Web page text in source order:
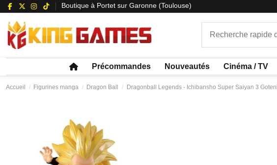
Boutique à Portet sur Garonne (Toulouse)
Précommandes Nouveautés Cinéma / TV
Accueil Figurines manga Dragon Ball Dragonball Legends - Ichibansho Super Saiyan 3